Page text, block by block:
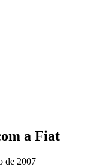
a Fiat
de 2007